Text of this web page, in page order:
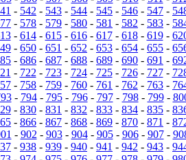
- 542 - 543 - 544 - 545 - 546 - 547 -
- 578 - 579 - 580 - 581 - 582 - 583 -
- 614- 615- 616- 617- 618- 619-
- 650 - 651 - 652 - 653 - 654 - 655 -
- 686 - 687 - 688 - 689 - 690 - 691 -
- 722 - 723- 724- 725- 726- 727-
- 758 - 759 - 760 - 761 - 762 - 763 -
- 794- 795- 796- 797- 798- 799-
- 830 - 831 - 832 - 833 - 834 - 835 -
- 866 - 867 - 868 - 869 - 870 - 871 -
- 902 - 903- 904- 905- 906- 907-
- 938 - 939 - 940 - 941 - 942 - 943 -